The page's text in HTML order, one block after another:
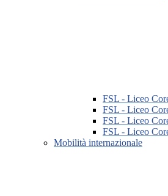
FSL - Liceo
FSL - Liceo
FSL - Liceo
FSL - Liceo
Mobilità internazionale